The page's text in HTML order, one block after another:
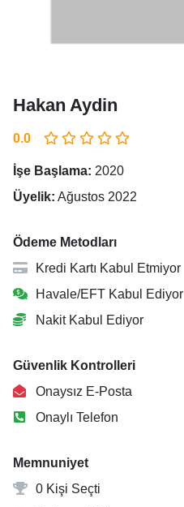
Hakan Aydin
0.0
İşe Başlama: 2020
Üyelik: Ağustos 2022
Ödeme Metodları
Kredi Kartı Kabul Etmiyor
Havale/EFT Kabul Ediyor
Nakit Kabul Ediyor
Güvenlik Kontrolleri
Onaysız E-Posta
Onaylı Telefon
Memnuniyet
0 Kişi Seçti